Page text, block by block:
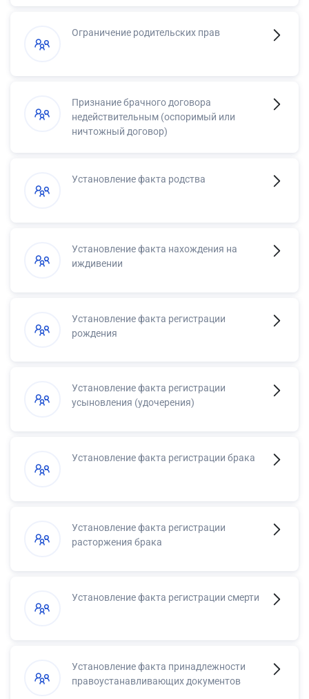
Ограничение родительских прав
Признание брачного договора
недействительным (оспоримый или
ничтожный договор)
Установление факта родства
Установление факта нахождения на
иждивении
Установление факта регистрации
рождения
Установление факта регистрации
усыновления (удочерения)
Установление факта регистрации брака
Установление факта регистрации
расторжения брака
Установление факта регистрации смерти
Установление факта принадлежности
правоустанавливающих документов